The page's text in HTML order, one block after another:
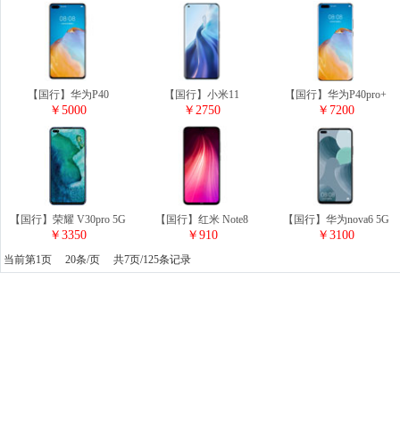
【国行】华为P40
￥5000
【国行】小米11
￥2750
【国行】华为P40pro+
￥7200
【国行】荣耀 V30pro 5G
￥3350
【国行】红米 Note8
￥910
【国行】华为nova6 5G
￥3100
当前第1页 20条/页 共7页/125条记录